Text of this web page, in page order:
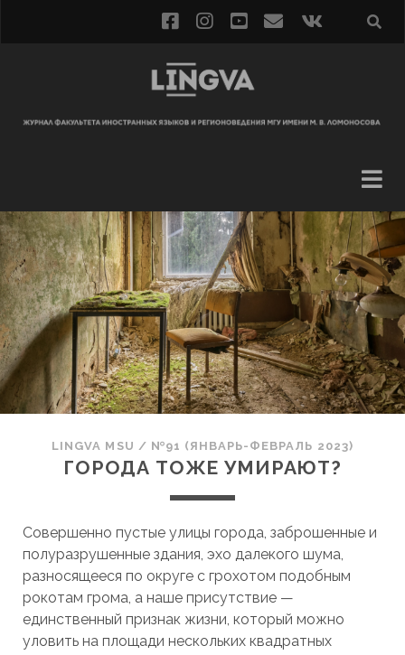
LINGVA MSU / №91 (ЯНВАРЬ-ФЕВРАЛЬ 2023)
ГОРОДА ТОЖЕ УМИРАЮТ?
Совершенно пустые улицы города, заброшенные и
полуразрушенные здания, эхо далекого шума,
разносящееся по округе с грохотом подобным
рокотам грома, а наше присутствие —
единственный признак жизни, который можно
уловить на площади нескольких квадратных